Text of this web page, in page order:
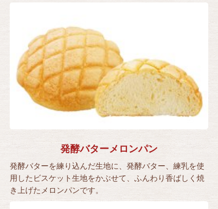
発酵バターメロンパン
発酵バターを練り込んだ生地に、発酵バター、練乳を使
用したビスケット生地をかぶせて、ふんわり香ばしく焼
き上げたメロンパンです。